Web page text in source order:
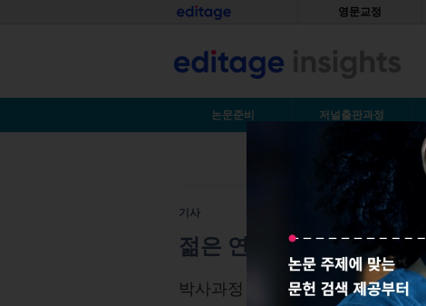
홈 영문교정
논문준비 저널출판과정
기사
젊은 연구 과학자로 살며
박사과정 중인 어느 신진 연구자